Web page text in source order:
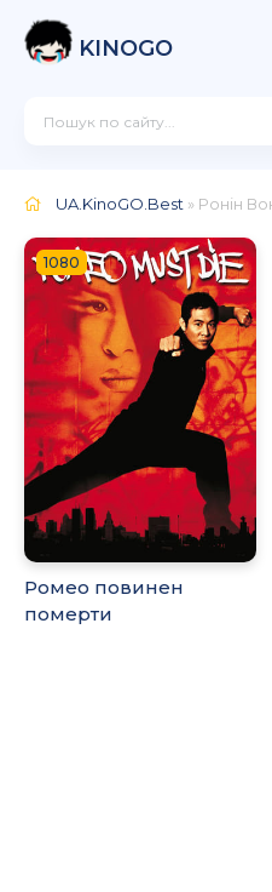
KINOGO
UA.KinoGO.Best » Ронін
1080
Ромео повинен
померти